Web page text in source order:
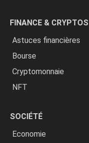
FINANCE & CRYPTOS
Astuces financières
Bourse
Cryptomonnaie
NFT
SOCIÉTÉ
Economie